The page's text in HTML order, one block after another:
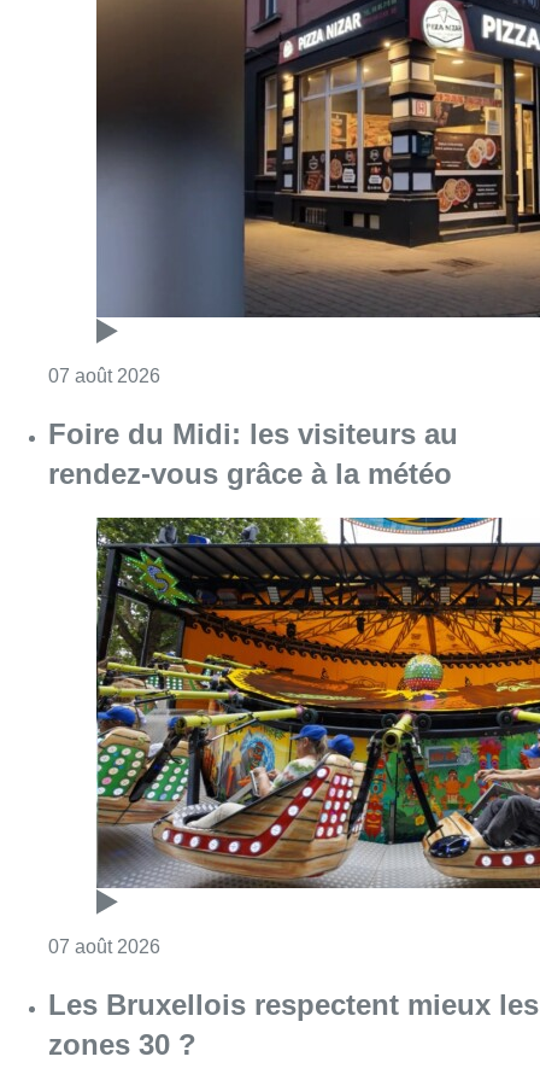
07 août 2026
Foire du Midi: les visiteurs au
rendez-vous grâce à la météo
07 août 2026
Les Bruxellois respectent mieux les
zones 30 ?